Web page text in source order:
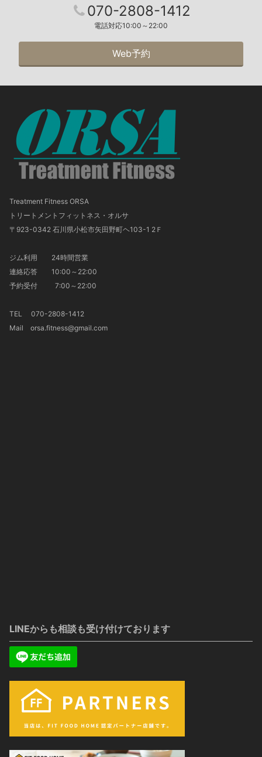
070-2808-1412
電話対応10:00～22:00
Web予約
Treatment Fitness ORSA
トリートメントフィットネス・オルサ
〒923-0342 石川県小松市矢田野町ヘ103-1 2Ｆ
ジム利用 24時間営業
連絡応答 10:00～22:00
予約受付 7:00～22:00
TEL 070-2808-1412
Mail orsa.fitness@gmail.com
LINEからも相談も受け付けております